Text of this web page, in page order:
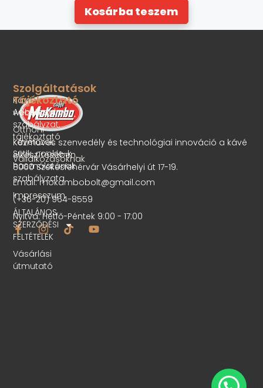
-
ő
Kosárba teszem
Kézműves szenvedély és technológiai innováció a kávé
elkészítésében.
8000 Székesfehérvár Vásárhelyi út 17-19.
Email: mokambobolt@gmail.com
(+36-20) 964-8559
Nyitva: Hétfő-Péntek 9:00 - 17:00
Szolgáltatások
Kávé
webshop
Otthoni
kávéfőzők
Vállalkozásoknak
Tájékoztató
Adatvédelmi
szabályzat,
tájékoztató
Sütik, cookie-k
használatának
szabályzata
Impresszum
ÁLTALÁNOS
SZERZŐDÉSI
FELTÉTELEK
Vásárlási
útmutató